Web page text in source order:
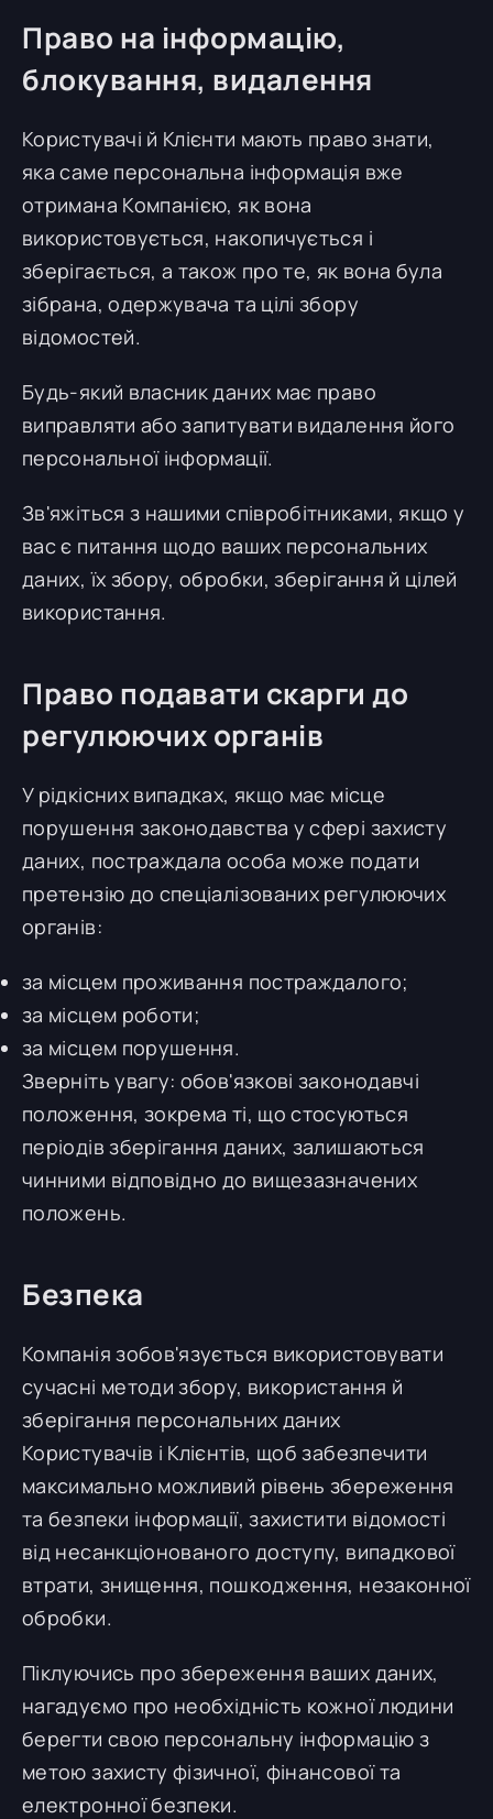
Право на інформацію,
блокування, видалення
Користувачі й Клієнти мають право знати,
яка саме персональна інформація вже
отримана Компанією, як вона
використовується, накопичується і
зберігається, а також про те, як вона була
зібрана, одержувача та цілі збору
відомостей.
Будь-який власник даних має право
виправляти або запитувати видалення його
персональної інформації.
Зв'яжіться з нашими співробітниками, якщо у
вас є питання щодо ваших персональних
даних, їх збору, обробки, зберігання й цілей
використання.
Право подавати скарги до
регулюючих органів
У рідкісних випадках, якщо має місце
порушення законодавства у сфері захисту
даних, постраждала особа може подати
претензію до спеціалізованих регулюючих
органів:
за місцем проживання постраждалого;
за місцем роботи;
за місцем порушення.
Зверніть увагу: обов'язкові законодавчі
положення, зокрема ті, що стосуються
періодів зберігання даних, залишаються
чинними відповідно до вищезазначених
положень.
Безпека
Компанія зобов'язується використовувати
сучасні методи збору, використання й
зберігання персональних даних
Користувачів і Клієнтів, щоб забезпечити
максимально можливий рівень збереження
та безпеки інформації, захистити відомості
від несанкціонованого доступу, випадкової
втрати, знищення, пошкодження, незаконної
обробки.
Піклуючись про збереження ваших даних,
нагадуємо про необхідність кожної людини
берегти свою персональну інформацію з
метою захисту фізичної, фінансової та
електронної безпеки.